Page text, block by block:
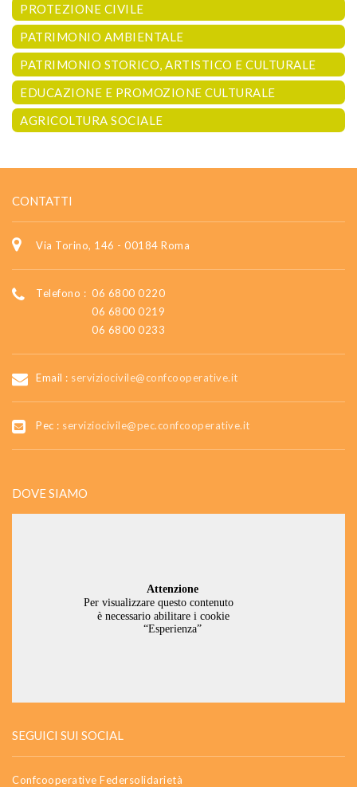
PROTEZIONE CIVILE
PATRIMONIO AMBIENTALE
PATRIMONIO STORICO, ARTISTICO E CULTURALE
EDUCAZIONE E PROMOZIONE CULTURALE
AGRICOLTURA SOCIALE
CONTATTI
Via Torino, 146 - 00184 Roma
Telefono : 06 6800 0220
06 6800 0219
06 6800 0233
Email : serviziocivile@confcooperative.it
Pec : serviziocivile@pec.confcooperative.it
DOVE SIAMO
SEGUICI SUI SOCIAL
Confcooperative Federsolidarietà